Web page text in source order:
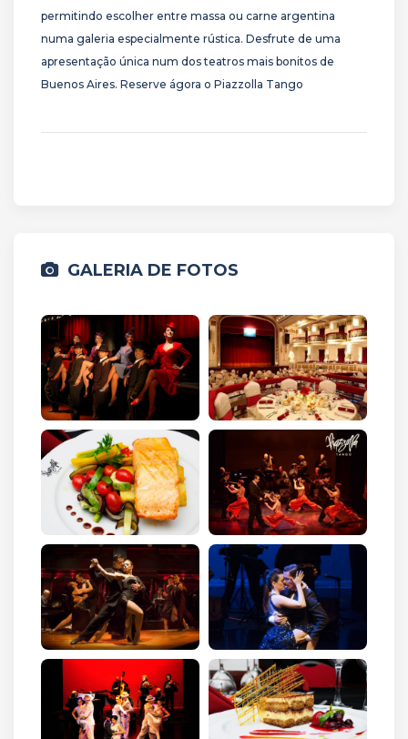
permitindo escolher entre massa ou carne argentina
numa galeria especialmente rústica. Desfrute de uma
apresentação única num dos teatros mais bonitos de
Buenos Aires. Reserve ágora o Piazzolla Tango
GALERIA DE FOTOS